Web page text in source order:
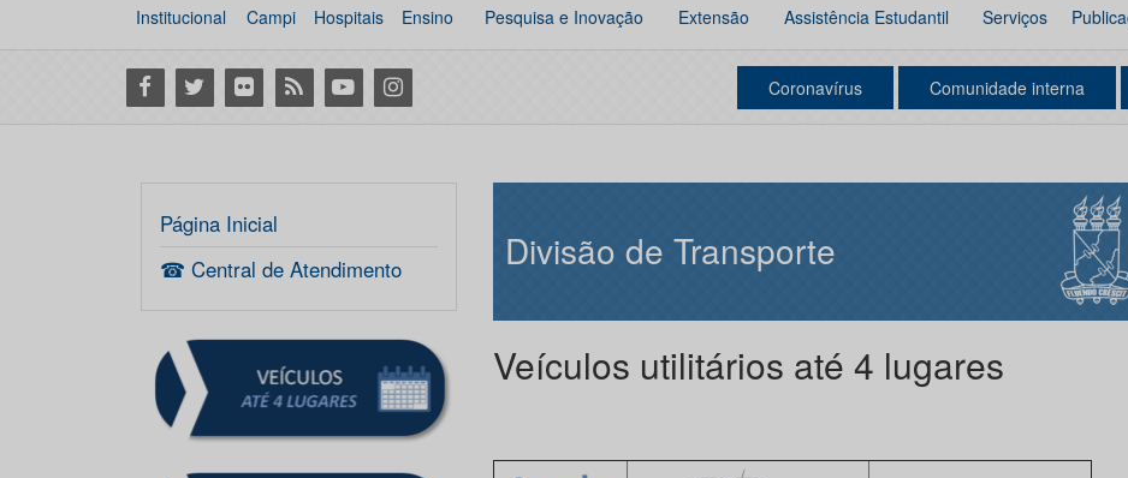
Institucional Campi Hospitais Ensino Pesquisa e Inovação Extensão Assistência Estudantil Serviços
Facebook
Twitter Flickr RSS YoutubeInstagram Coronavírus Comunidade interna
Página Inicial
☎ Central de Atendimento
Divisão de Transporte
Veículos utilitários até 4 lugares